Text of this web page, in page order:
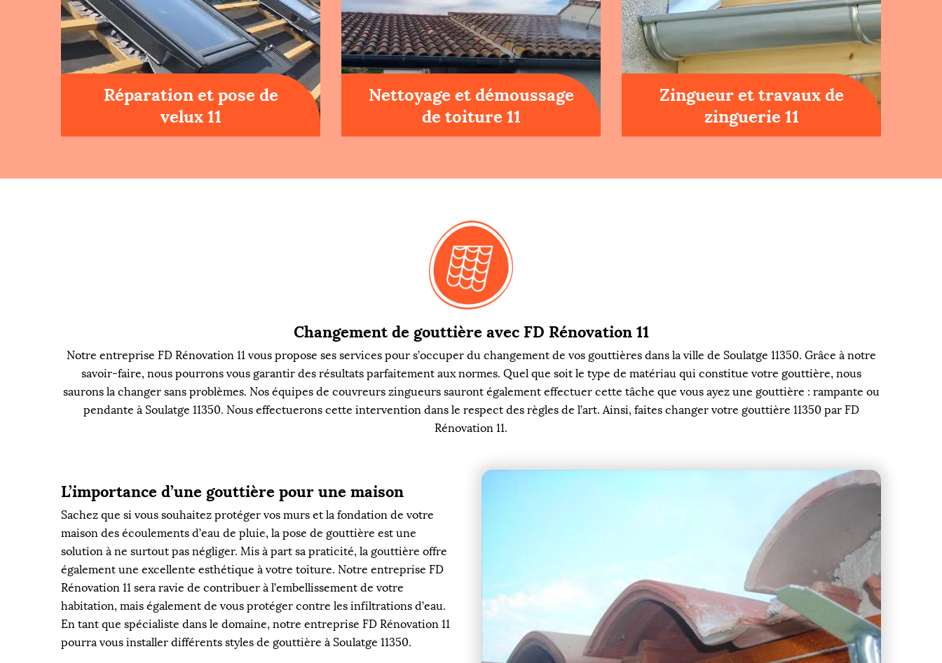
Réparation et pose de
velux 11
Nettoyage et démoussage
de toiture 11
Zingueur et travaux de
zinguerie 11
Changement de gouttière avec FD Rénovation 11
Notre entreprise FD Rénovation 11 vous propose ses services pour s’occuper du changement de vos gouttières dans la ville de Soulatge 11350. Grâce à notre
savoir-faire, nous pourrons vous garantir des résultats parfaitement aux normes. Quel que soit le type de matériau qui constitue votre gouttière, nous
saurons la changer sans problèmes. Nos équipes de couvreurs zingueurs sauront également effectuer cette tâche que vous ayez une gouttière : rampante ou
pendante à Soulatge 11350. Nous effectuerons cette intervention dans le respect des règles de l’art. Ainsi, faites changer votre gouttière 11350 par FD
Rénovation 11.
L’importance d’une gouttière pour une maison
Sachez que si vous souhaitez protéger vos murs et la fondation de votre
maison des écoulements d’eau de pluie, la pose de gouttière est une
solution à ne surtout pas négliger. Mis à part sa praticité, la gouttière offre
également une excellente esthétique à votre toiture. Notre entreprise FD
Rénovation 11 sera ravie de contribuer à l’embellissement de votre
habitation, mais également de vous protéger contre les infiltrations d’eau.
En tant que spécialiste dans le domaine, notre entreprise FD Rénovation 11
pourra vous installer différents styles de gouttière à Soulatge 11350.